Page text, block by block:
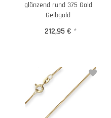
glänzend rund 375 Gold
Gelbgold
212,95 € *